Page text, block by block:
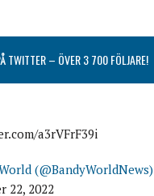
TWITTER – ÖVER 3 700 FÖLJARE!
a3rVFrF39i
(@BandyWorldNews)
22, 2022